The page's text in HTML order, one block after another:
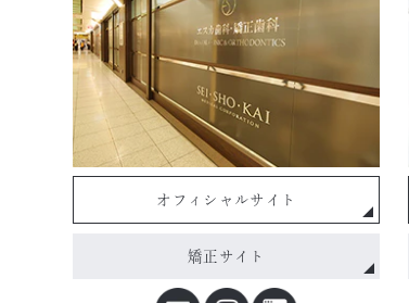
オフィシャルサイト
矯正サイト